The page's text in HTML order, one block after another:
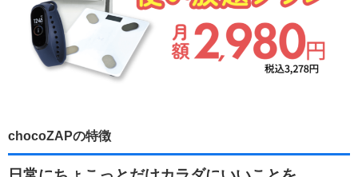
chocoZAPの特徴